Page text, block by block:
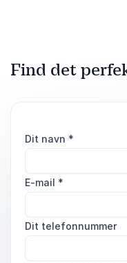
Find det
Dit navn *
E-mail *
Dit telefonnummer